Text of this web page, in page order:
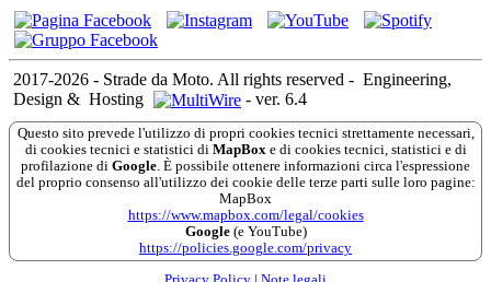
2017-2026 - Strade da Moto. All rights reserved - Engineering,
Design & Hosting - ver. 6.4
Questo sito prevede l'utilizzo di propri cookies tecnici strettamente necessari,
di cookies tecnici e statistici di MapBoxe di cookies tecnici, statistici e di
profilazione di Google. È possibile ottenere informazioni circa l'espressione
del proprio consenso all'utilizzo dei cookie delle terze parti sulle loro pagine:
MapBox
https://www.mapbox.com/legal/cookies
Google(e YouTube)
https://policies.google.com/privacy